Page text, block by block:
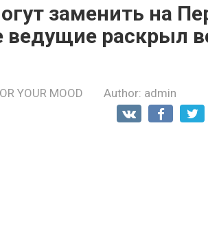
заменить на
ведущие pаскрыл
YOUR MOOD Author: admin